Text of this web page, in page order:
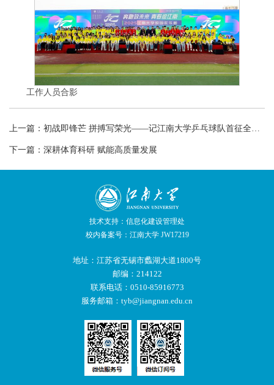
工作人员合影
上一篇： 初战即锋芒 拼搏写荣光——记江南大学乒乓球队首征全国赛之旅
下一篇： 深耕体育科研 赋能高质量发展
技术支持：信息化建设管理处
校内备案号：江南大学 JW17219
地址：江苏省无锡市蠡湖大道1800号
邮编：214122
联系电话：0510-85916773
服务邮箱：tyb@jiangnan.edu.cn